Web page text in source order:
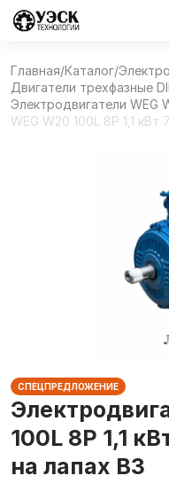
Главная/Каталог/
Двигатели трехфазные
Электродвигатели WEG
WEG W20 100L 8P 1,1
СПЕЦПРЕДЛОЖЕНИЕ
100L 8P 1,1
на лапах В3